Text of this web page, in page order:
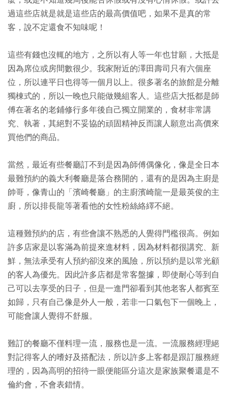
過這些店就是就是這些店的最高價值吧，如果不是真的常
客，說不定還食不知味呢！
這些有錢也沒輒的地方，之所以有人等一年也甘願，大抵是
因為席位或房間數很少。我家附近的澤田壽司只有六個座
位，所以連平日也得等一個月以上。很多著名的旅館是分離
獨棟式的，所以一晚也只能做幾組客人。這些店大抵都是師
傅在著名的老鋪修行多年後自己獨立開業的，食材非常講
究、執著，其絕對不妥協的頑固精神反而讓人願意出高價來
買他們的商品。
當然，最近有些餐廳訂不到是因為師傅偶像化，像是全日本
最難預約的義大利餐廳是落合務開的，還有的是因為主廚是
帥哥，像青山的「濱崎餐廳」的主廚濱崎龍一是最英俊的主
廚，所以排長龍等著看他的女性粉絲絡繹不絕。
這種難預約的店，有些會讓不熟悉的人覺得門檻很高。例如
許多店家是以客滿為前提來進材料，因為材料都很講究、新
鮮，無法承受有人預約卻沒來的風險，所以預約是以常光顧
的客人為優先。因此許多店都是常客盤據，即使耐心等到自
己可以去享受的日子，但是一進門卻看到其他老客人都賓至
如歸，只有自己像是外人一般，若非一口氣包下一個晚上，
可能會讓人覺得不舒服。
難訂的餐廳不僅料理一流，服務也是一流。一流服務經理絕
對記得客人的嗜好及搭配法，所以許多上客都是跟訂服務經
理的，因為高明的招待一眼便能區分這次是家族聚餐還是不
倫約會，不會表錯情。